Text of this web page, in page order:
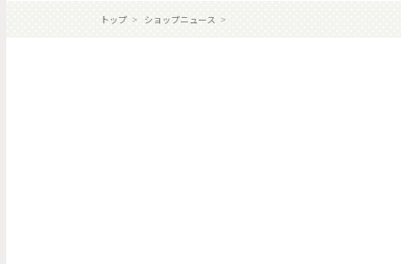
トップ ショップニュース